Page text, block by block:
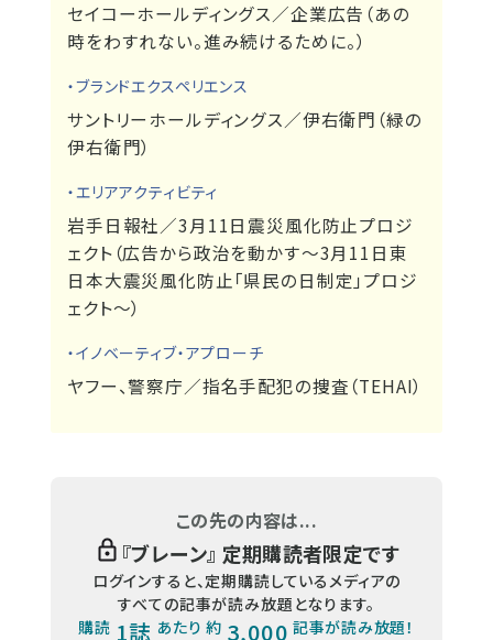
セイコーホールディングス／企業広告（あの
時をわすれない。進み続けるために。）
・ブランドエクスペリエンス
サントリーホールディングス／伊右衛門（緑の
伊右衛門）
・エリアアクティビティ
岩手日報社／3月11日震災風化防止プロジ
ェクト（広告から政治を動かす～3月11日東
日本大震災風化防止「県民の日制定」プロジ
ェクト～）
・イノベーティブ・アプローチ
ヤフー、警察庁／指名手配犯の捜査（TEHAI）
この先の内容は...
『ブレーン』 定期購読者限定です
ログインすると、定期購読しているメディアの
すべての記事が読み放題となります。
購読 1誌 あたり 約 3,000 記事が読み放題！